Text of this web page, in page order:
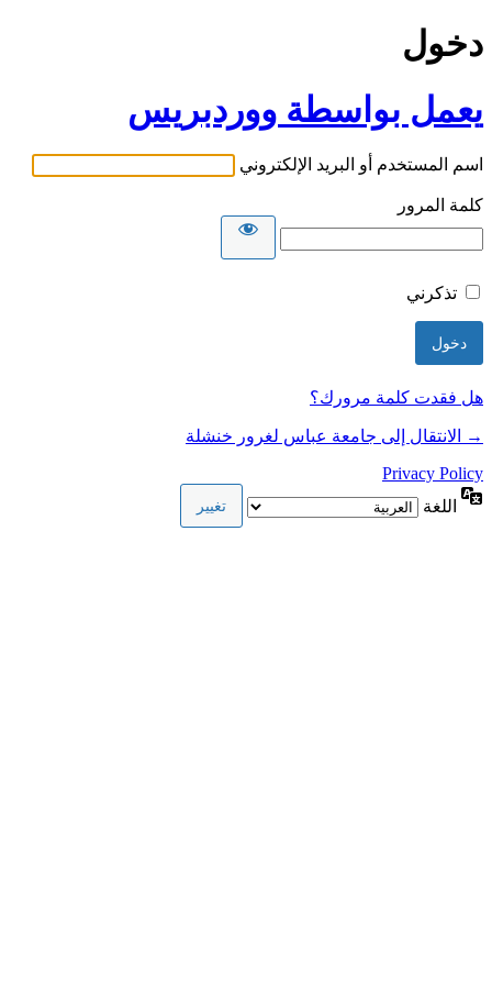
دخول
يعمل بواسطة ووردبريس
اسم المستخدم أو البريد الإلكتروني
كلمة المرور
تذكرني
هل فقدت كلمة مرورك؟
→ الانتقال إلى جامعة عباس لغرور خنشلة
Privacy Policy
اللغة